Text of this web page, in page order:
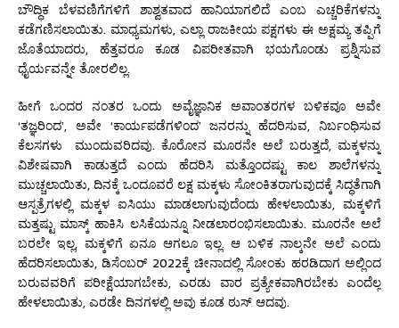
ಬೌದ್ಧಿಕ ಬೆಳವಣಿಗೆಗಳಿಗೆ ಶಾಶ್ವತವಾದ ಹಾನಿಯಾಗಲಿದೆ ಎಂಬ ಎಚ್ಚರಿಕೆಗಳನ್ನು
ಕಡೆಗಣಿಸಲಾಯಿತು. ಮಾಧ್ಯಮಗಳು, ಎಲ್ಲಾ ರಾಜಕೀಯ ಪಕ್ಷಗಳು ಈ ಅಕ್ಷಮ್ಯ ತಪ್ಪಿಗೆ
ಜೊತೆಯಾದರು, ಹೆತ್ತವರೂ ಕೂಡ ವಿಪರೀತವಾಗಿ ಭಯಗೊಂಡು ಪ್ರಶ್ನಿಸುವ
ಧೈರ್ಯವನ್ನೇ ತೋರಲಿಲ್ಲ.
ಹೀಗೆ ಒಂದರ ನಂತರ ಒಂದು ಅವೈಜ್ಞಾನಿಕ ಅವಾಂತರಗಳ ಬಳಿಕವೂ ಅವೇ
‘ತಜ್ಞರಿಂದ’, ಅವೇ ‘ಕಾರ್ಯಪಡೆಗಳಿಂದ’ ಜನರನ್ನು ಹೆದರಿಸುವ, ನಿರ್ಬಂಧಿಸುವ
ಕೆಲಸಗಳು ಮುಂದುವರಿದವು. ಕೊರೋನ ಮೂರನೇ ಅಲೆ ಬರುತ್ತದೆ, ಮಕ್ಕಳನ್ನು
ವಿಶೇಷವಾಗಿ ಕಾಡುತ್ತದೆ ಎಂದು ಹೆದರಿಸಿ ಮತ್ತೊಂದಷ್ಟು ಕಾಲ ಶಾಲೆಗಳನ್ನು
ಮುಚ್ಚಲಾಯಿತು, ದಿನಕ್ಕೆ ಒಂದೂವರೆ ಲಕ್ಷ ಮಕ್ಕಳು ಸೋಂಕಿತರಾಗುವುದಕ್ಕೆ ಸಿದ್ಧತೆಗಾಗಿ
ಆಸ್ಪತ್ರೆಗಳಲ್ಲಿ ಮಕ್ಕಳ ಐಸಿಯು ಮಾಡಲಾಗುವುದೆಂದು ಹೇಳಲಾಯಿತು, ಮಕ್ಕಳಿಗೆ
ಮತ್ತಷ್ಟು ಮಾಸ್ಕ್ ಹಾಕಿಸಿ ಲಸಿಕೆಯನ್ನೂ ನೀಡಲಾರಂಭಿಸಲಾಯಿತು. ಮೂರನೇ ಅಲೆ
ಬರಲೇ ಇಲ್ಲ, ಮಕ್ಕಳಿಗೆ ಏನೂ ಆಗಲೂ ಇಲ್ಲ. ಆ ಬಳಿಕ ನಾಲ್ಕನೇ ಅಲೆ ಎಂದು
ಹೆದರಿಸಲಾಯಿತು, ಡಿಸೆಂಬರ್ 2022ಕ್ಕೆ ಚೀನಾದಲ್ಲಿ ಸೋಂಕು ಹರಡಿದಾಗ ಅಲ್ಲಿಂದ
ಬರುವವರಿಗೆ ಪರೀಕ್ಷೆಯಾಗಬೇಕು, ಎರಡು ವಾರ ಪ್ರತ್ಯೇಕವಾಗಿರಬೇಕು ಎಂದೆಲ್ಲ
ಹೇಳಲಾಯಿತು, ಎರಡೇ ದಿನಗಳಲ್ಲಿ ಅವು ಕೂಡ ಠುಸ್ ಆದವು.